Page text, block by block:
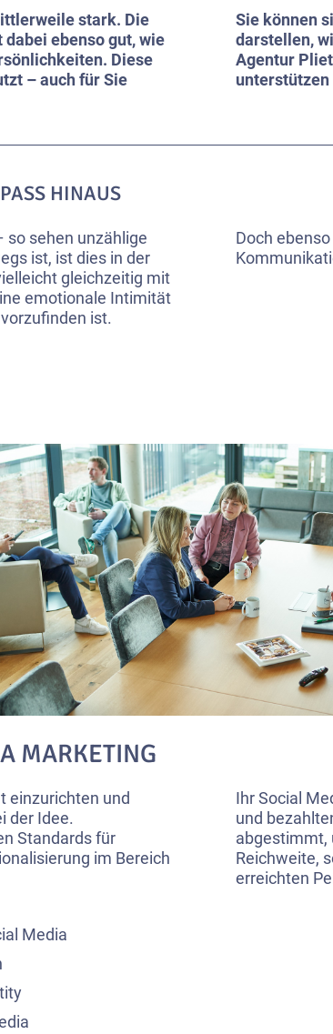
stark. Die
ebenso gut, wie
Diese
– auch für Sie
Sie können
darstellen,
Agentur
unterstützen
HINAUS
so sehen unzählige
ist, ist dies in der
gleichzeitig mit
emotionale Intimität
ist.
Doch
MARKETING
einzurichten und
der Idee.
Standards für
im Bereich
Media
Ihr Social
und
abgestimmt,
Reichweite,
erreichten